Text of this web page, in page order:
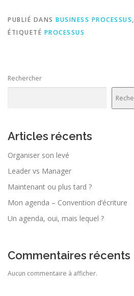
PUBLIÉ DANS BUSINESS PROCESSUS,
ÉTIQUETÉ PROCESSUS
Rechercher
Articles récents
Organiser son levé
Leader vs Manager
Maintenant ou plus tard ?
Mon agenda – Convention d’écriture
Un agenda, oui, mais lequel ?
Commentaires récents
Aucun commentaire à afficher.